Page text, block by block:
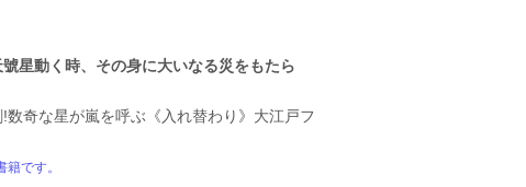
號星動く時、その身に大いなる災をもたら
奇な星が嵐を呼ぶ《入れ替わり》大江戸フ
です。